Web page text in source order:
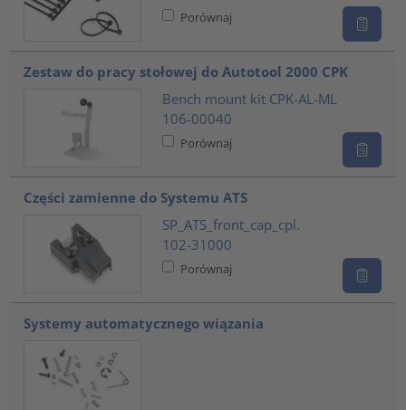
Porównaj
Zestaw do pracy stołowej do Autotool 2000 CPK
Bench mount kit CPK-AL-ML
106-00040
Porównaj
Części zamienne do Systemu ATS
SP_ATS_front_cap_cpl.
102-31000
Porównaj
Systemy automatycznego wiązania